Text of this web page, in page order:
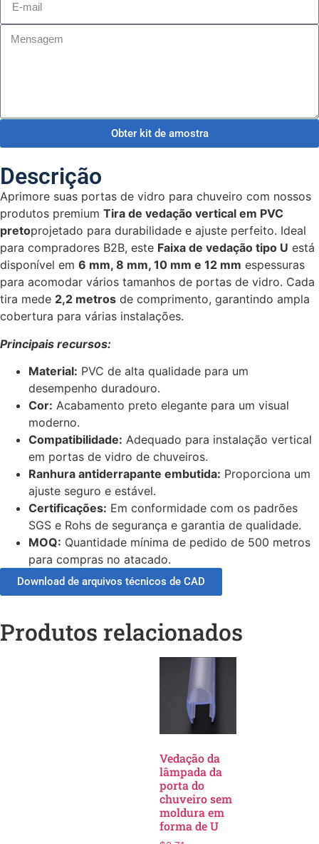
Obter kit de amostra
Descrição
Aprimore suas portas de vidro para chuveiro com nossos
produtos premium Tira de vedação vertical em PVC
pretoprojetado para durabilidade e ajuste perfeito. Ideal
para compradores B2B, este Faixa de vedação tipo U está
disponível em 6 mm, 8 mm, 10 mm e 12 mm espessuras
para acomodar vários tamanhos de portas de vidro. Cada
tira mede 2,2 metros de comprimento, garantindo ampla
cobertura para várias instalações.
Principais recursos:
Material: PVC de alta qualidade para um
desempenho duradouro.
Cor: Acabamento preto elegante para um visual
moderno.
Compatibilidade: Adequado para instalação vertical
em portas de vidro de chuveiros.
Ranhura antiderrapante embutida: Proporciona um
ajuste seguro e estável.
Certificações: Em conformidade com os padrões
SGS e Rohs de segurança e garantia de qualidade.
MOQ: Quantidade mínima de pedido de 500 metros
para compras no atacado.
Download de arquivos técnicos de CAD
Produtos relacionados
Vedação da
lâmpada da
porta do
chuveiro sem
moldura em
forma de U